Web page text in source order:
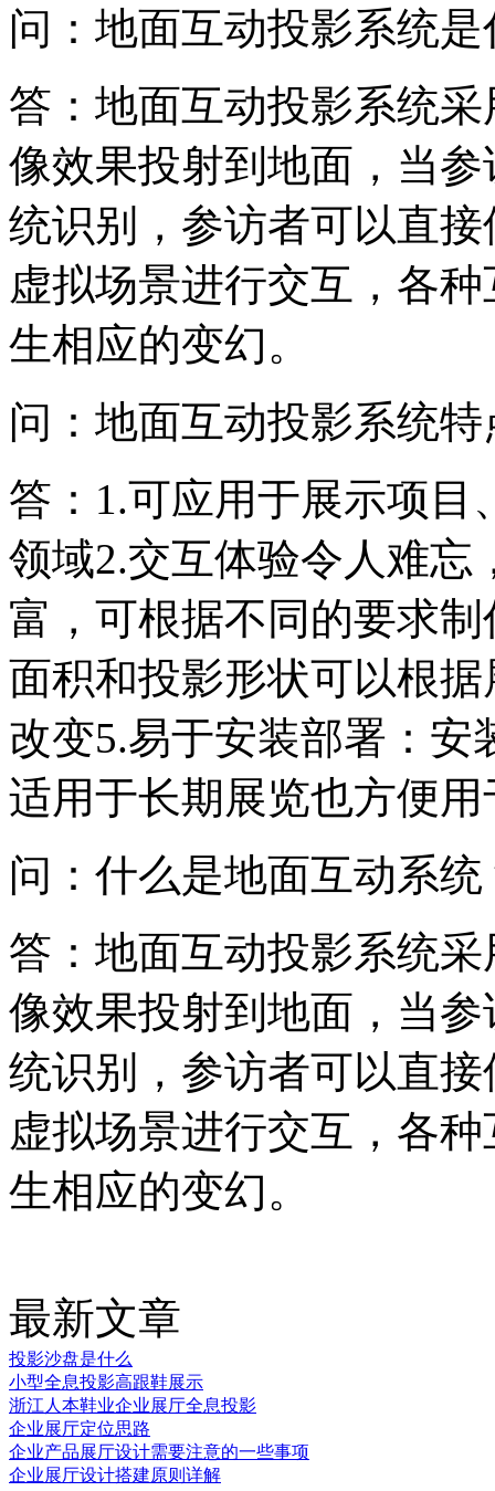
问：地面互动投影系统是
答：地面互动投影系统
像效果投射到地面，当
统识别，参访者可以直
虚拟场景进行交互，各
生相应的变幻。
问：地面互动投影系统
答：1.可应用于展示项
领域2.交互体验令人难忘
富，可根据不同的要求
面积和投影形状可以根
改变5.易于安装部署：
适用于长期展览也方便
问：什么是地面互动系统
答：地面互动投影系统
像效果投射到地面，当
统识别，参访者可以直
虚拟场景进行交互，各
生相应的变幻。
最新文章
投影沙盘是什么
小型全息投影高跟鞋展示
浙江人本鞋业企业展厅全息投影
企业展厅定位思路
企业产品展厅设计需要注意的一些事项
企业展厅设计搭建原则详解